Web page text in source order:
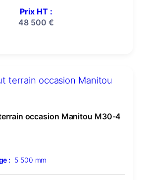
Prix HT :
48 500 €
occasion Manitou M30-4
: 5 500 mm